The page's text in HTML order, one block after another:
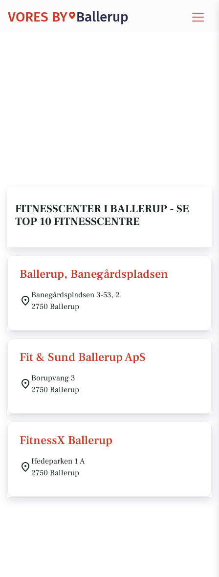
VORES BY Ballerup
FITNESSCENTER I BALLERUP - SE
TOP 10 FITNESSCENTRE
Ballerup, Banegårdspladsen
Banegårdspladsen 3-53, 2.
2750 Ballerup
Fit & Sund Ballerup ApS
Borupvang 3
2750 Ballerup
FitnessX Ballerup
Hedeparken 1 A
2750 Ballerup